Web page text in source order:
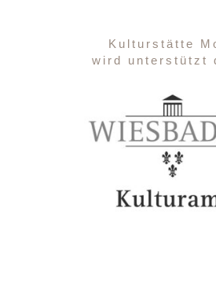
Kulturstätte
wird unterstützt